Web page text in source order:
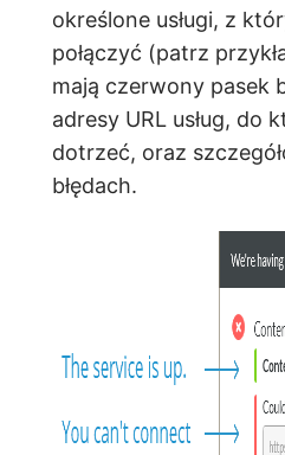
określone usługi, z
połączyć (patrz
mają czerwony pasek
adresy URL usług, do
dotrzeć, oraz
błędach.